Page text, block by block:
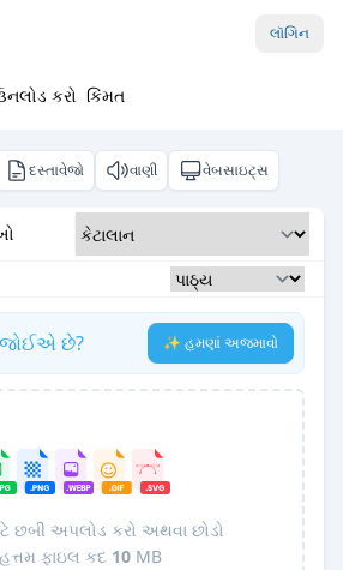
લૉગિન
કરો કિંમત
દસ્તાવેજો વાણી વેબસાઇટ્સ
જોઈએ છે? ✨ હમણાં અજમાવો
છબી અપલોડ કરો અથવા છોડો
ફાઇલ કદ 10 MB